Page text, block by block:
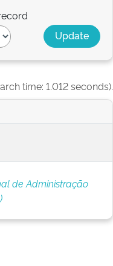
time: 1.012 seconds).
de Administração